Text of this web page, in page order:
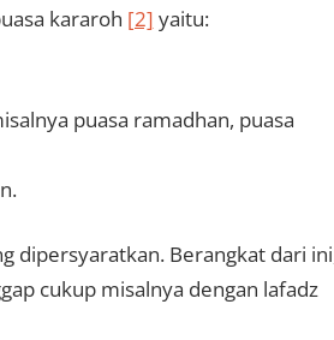
kararoh [2] yaitu:
puasa ramadhan, puasa
dipersyaratkan. Berangkat dari
cukup misalnya dengan lafadz